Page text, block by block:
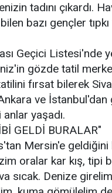
tadını çıkardı.
bazı gençler
Geçici
gözde tatil
tatilini fırsat bilerek
ve
yaşadı.
GELDİ BURALAR"
Mersin'e
oralar kar kış, tipi
sıcak. Denize